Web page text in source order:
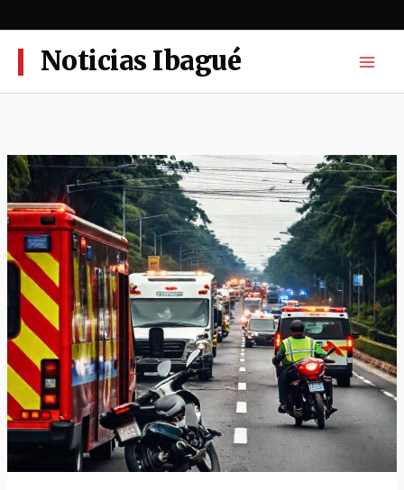
al
contenidoNoticias Ibagué